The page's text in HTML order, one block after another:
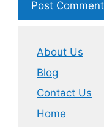
About Us
Blog
Contact Us
Home